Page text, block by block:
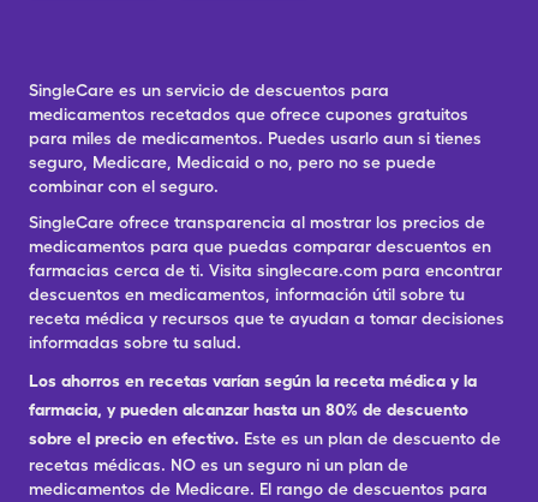
SingleCare es un servicio de descuentos para
medicamentos recetados que ofrece cupones gratuitos
para miles de medicamentos. Puedes usarlo aun si tienes
seguro, Medicare, Medicaid o no, pero no se puede
combinar con el seguro.
SingleCare ofrece transparencia al mostrar los precios de
medicamentos para que puedas comparar descuentos en
farmacias cerca de ti. Visita singlecare.com para encontrar
descuentos en medicamentos, información útil sobre tu
receta médica y recursos que te ayudan a tomar decisiones
informadas sobre tu salud.
Los ahorros en recetas varían según la receta médica y la
farmacia, y pueden alcanzar hasta un 80% de descuento
sobre el precio en efectivo. Este es un plan de descuento de
recetas médicas. NO es un seguro ni un plan de
medicamentos de Medicare. El rango de descuentos para